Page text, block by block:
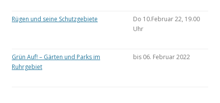
Rügen und seine Schutzgebiete
Do 10.Februar 22, 19.00
Uhr
Grün Auf! – Gärten und Parks im
Ruhrgebiet
bis 06. Februar 2022